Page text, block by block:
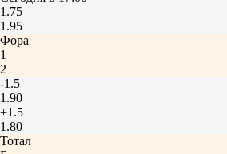
1.75
1.95
Фора
1
2
-1.5
1.90
+1.5
1.80
Тотал